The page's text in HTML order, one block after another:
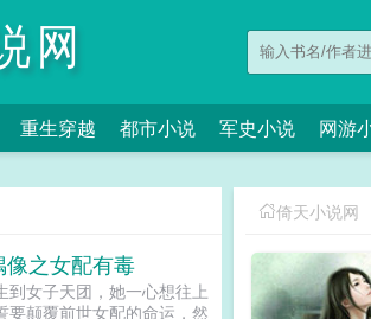
网
重生穿越 都市小说 军史小说 网游
倚天小说网
像之女配有毒
到女子天团，她一心想往上
要颠覆前世女配的命运，然